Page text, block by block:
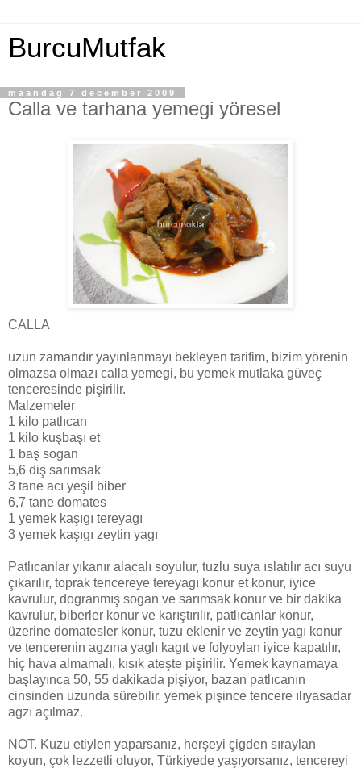
BurcuMutfak
maandag 7 december 2009
Calla ve tarhana yemegi yöresel
CALLA
uzun zamandır yayınlanmayı bekleyen tarifim, bizim yörenin
olmazsa olmazı calla yemegi, bu yemek mutlaka güveç
tenceresinde pişirilir.
Malzemeler
1 kilo patlıcan
1 kilo kuşbaşı et
1 baş sogan
5,6 diş sarımsak
3 tane acı yeşil biber
6,7 tane domates
1 yemek kaşıgı tereyagı
3 yemek kaşıgı zeytin yagı
Patlıcanlar yıkanır alacalı soyulur, tuzlu suya ıslatılır acı suyu
çıkarılır, toprak tencereye tereyagı konur et konur, iyice
kavrulur, dogranmış sogan ve sarımsak konur ve bir dakika
kavrulur, biberler konur ve karıştırılır, patlıcanlar konur,
üzerine domatesler konur, tuzu eklenir ve zeytin yagı konur
ve tencerenin agzına yaglı kagıt ve folyoylan iyice kapatılır,
hiç hava almamalı, kısık ateşte pişirilir. Yemek kaynamaya
başlayınca 50, 55 dakikada pişiyor, bazan patlıcanın
cinsinden uzunda sürebilir. yemek pişince tencere ılıyasadar
agzı açılmaz.
NOT. Kuzu etiylen yaparsanız, herşeyi çigden sıraylan
koyun, çok lezzetli oluyor, Türkiyede yaşıyorsanız, tencereyi